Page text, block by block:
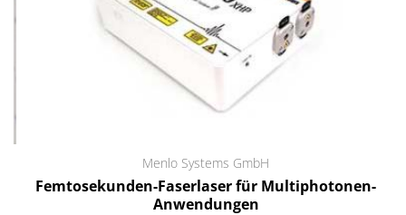
Menlo Systems GmbH
Femtosekunden-Faserlaser für Multiphotonen-
Anwendungen